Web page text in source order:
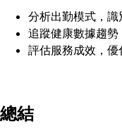
分析出勤模式，
追蹤健康數據趨勢
評估服務成效，優
總結